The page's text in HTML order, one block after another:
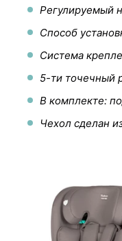
Регулируемый
Способ
Система
5-ти точечный
В комплекте:
Чехол сделан